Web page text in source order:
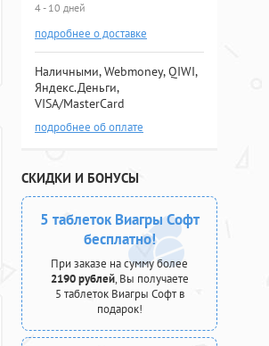
4 - 10 дней
подробнее о доставке
Наличными, Webmoney, QIWI,
Яндекс.Деньги,
VISA/MasterCard
подробнее об оплате
СКИДКИ И БОНУСЫ
5 таблеток Виагры Софт
бесплатно!
При заказе на сумму более
2190 рублей, Вы получаете
5 таблеток Виагры Софт в
подарок!